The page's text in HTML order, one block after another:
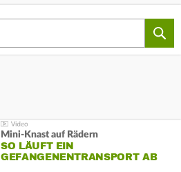
Mini-Knast auf Rädern
SO LÄUFT EIN
GEFANGENENTRANSPORT AB